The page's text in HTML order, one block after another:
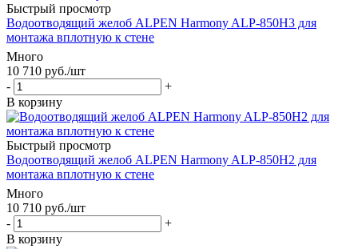
Быстрый просмотр
Водоотводящий желоб ALPEN Harmony ALP-850H3 для
монтажа вплотную к стене
Много
10 710 руб./шт
-
+
В корзину
Быстрый просмотр
Водоотводящий желоб ALPEN Harmony ALP-850H2 для
монтажа вплотную к стене
Много
10 710 руб./шт
-
+
В корзину